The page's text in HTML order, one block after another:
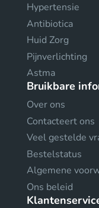
Hypertensie
Antibiotica
Huid Zorg
Pijnverlichting
Astma
Bruikbare
Over ons
Contacteert ons
Veel gestelde
Bestelstatus
Algemene
Ons beleid